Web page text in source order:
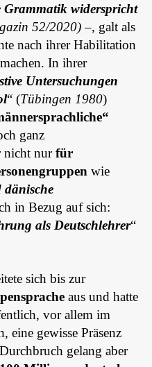
Grammatik widerspricht
52/2020)–, galt als
nach ihrer Habilitation
In ihrer
Untersuchungen
“ (Tübingen 1980)
ganz
nicht nurfür
wie
dänische
in Bezug auf sich:
als Deutschlehrer“
sich bis zur
aus und hatte
vor allem im
gewisse Präsenz
gelang aber